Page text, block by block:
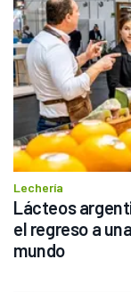
Lechería
Lácteos
el regreso a
mundo